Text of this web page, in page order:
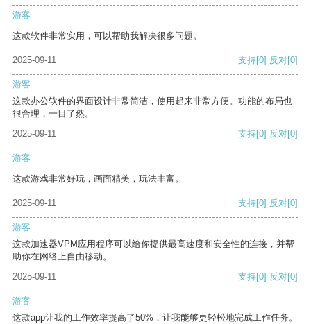
游客
这款软件非常实用，可以帮助我解决很多问题。
2025-09-11 支持[0] 反对[0]
游客
这款办公软件的界面设计非常简洁，使用起来非常方便。功能的布局也
很合理，一目了然。
2025-09-11
支持[0] 反对[0]
游客
这款游戏非常好玩，画面精美，玩法丰富。
2025-09-11 支持[0] 反对[0]
游客
这款加速器VPM应用程序可以给你提供最高速度和安全性的连接，并帮
助你在网络上自由移动。
2025-09-11
支持[0] 反对[0]
游客
这款app让我的工作效率提高了50%，让我能够更轻松地完成工作任务。